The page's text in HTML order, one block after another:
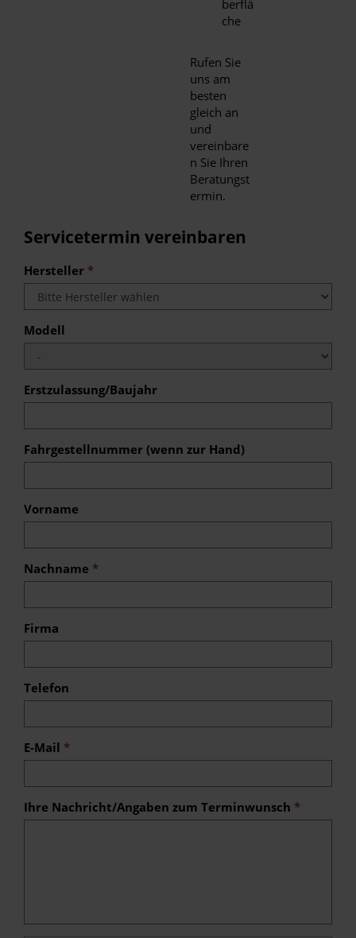
berflä
che
Rufen Sie
uns am
besten
gleich an
und
vereinbare
n Sie Ihren
Beratungst
ermin.
Servicetermin vereinbaren
Hersteller *
Modell
Erstzulassung/Baujahr
Fahrgestellnummer (wenn zur Hand)
Vorname
Nachname *
Firma
Telefon
E-Mail *
Ihre Nachricht/Angaben zum Terminwunsch *